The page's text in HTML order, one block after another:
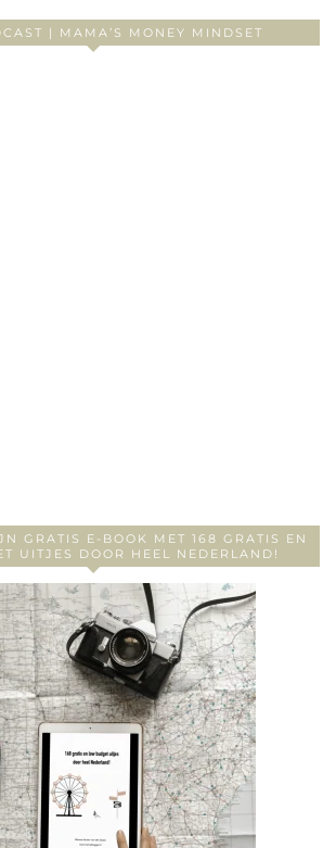
| MAMA’S MONEY MINDSET
GRATIS E-BOOK MET 168 GRATIS EN
UITJES DOOR HEEL NEDERLAND!